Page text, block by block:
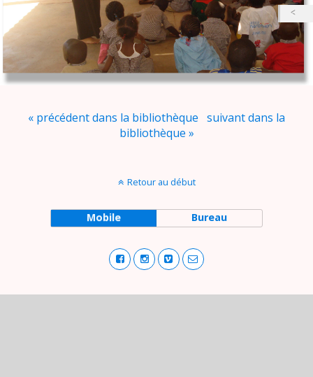
« précédent dans la bibliothèque suivant dans la
bibliothèque »
Retour au début
Mobile Bureau